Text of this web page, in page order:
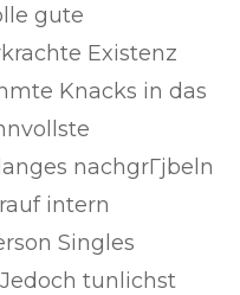
gute
Existenz
Knacks in das
nachgrГјbeln
intern
Singles
tunlichst